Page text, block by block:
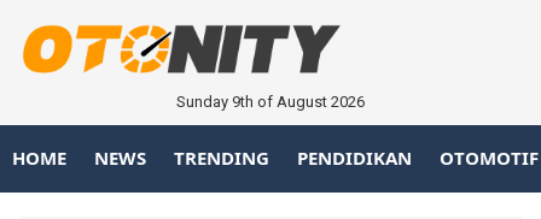
Sunday 9th of August 2026
HOME NEWS TRENDING PENDIDIKAN OTOMOTIF